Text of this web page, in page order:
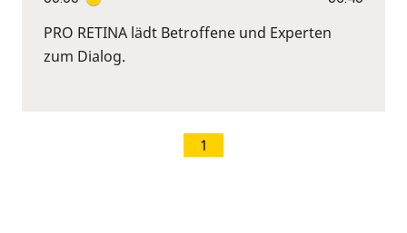
PRO RETINA lädt Betroffene und Experten
zum Dialog.
1